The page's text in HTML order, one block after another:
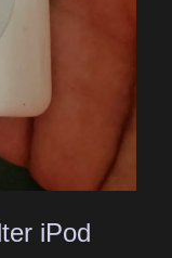
iPod